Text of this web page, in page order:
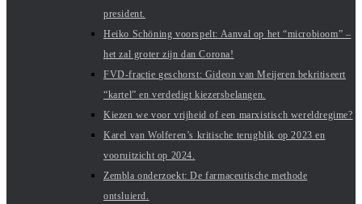
president.
Heiko Schöning voorspelt: Aanval op het “microbioom” –
het zal groter zijn dan Corona!
FVD-fractie geschorst: Gideon van Meijeren bekritiseert
“kartel” en verdedigt kiezersbelangen.
Kiezen we voor vrijheid of een marxistisch wereldregime?
Karel van Wolferen’s kritische terugblik op 2023 en
vooruitzicht op 2024.
Zembla onderzoekt: De farmaceutische methode
ontsluierd.